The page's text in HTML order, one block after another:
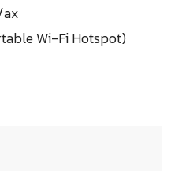
Wi-Fi Hotspot)